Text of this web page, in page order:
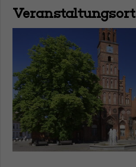
Veranstaltungsort